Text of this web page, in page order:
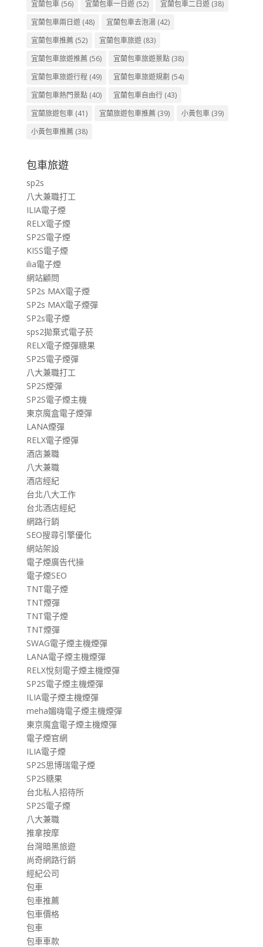
宜蘭包車(56) 宜蘭包車一日遊(52) 宜蘭包車二日遊(38)
宜蘭包車兩日遊(48) 宜蘭包車去泡湯(42)
宜蘭包車推薦(52) 宜蘭包車旅遊(83)
宜蘭包車旅遊推薦(56) 宜蘭包車旅遊景點(38)
宜蘭包車旅遊行程 (49) 宜蘭包車旅遊規劃 (54)
宜蘭包車熱門景點(40) 宜蘭包車自由行(43)
宜蘭旅遊包車(41) 宜蘭旅遊包車推薦(39) 小黃包車(39)
小黃包車推薦(38)
包車旅遊
sp2s
八大兼職打工
ILIA電子煙
RELX電子煙
SP2S電子煙
KISS電子煙
ilia電子煙
網站顧問
SP2s MAX電子煙
SP2s MAX電子煙彈
SP2s電子煙
sps2拋棄式電子菸
RELX電子煙彈糖果
SP2S電子煙彈
八大兼職打工
SP2S煙彈
SP2S電子煙主機
東京魔盒電子煙彈
LANA煙彈
RELX電子煙彈
酒店兼職
八大兼職
酒店經紀
台北八大工作
台北酒店經紀
網路行銷
SEO搜尋引擎優化
網站架設
電子煙廣告代操
電子煙SEO
TNT電子煙
TNT煙彈
TNT電子煙
TNT煙彈
SWAG電子煙主機煙彈
LANA電子煙主機煙彈
RELX悅刻電子煙主機煙彈
SP2S電子煙主機煙彈
ILIA電子煙主機煙彈
meha媚嗨電子煙主機煙彈
東京魔盒電子煙主機煙彈
電子煙官網
ILIA電子煙
SP2S思博瑞電子煙
SP2S糖果
台北私人招待所
SP2S電子煙
八大兼職
推拿按摩
台灣暗黑旅遊
尚奇網路行銷
經紀公司
包車
包車推薦
包車價格
包車
包車車款